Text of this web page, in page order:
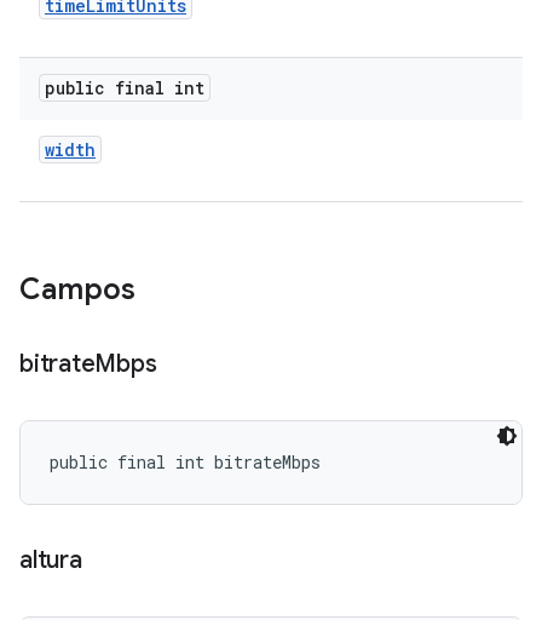
timeLimitUnits
public final int
width
Campos
bitrateMbps
public final int bitrateMbps
altura